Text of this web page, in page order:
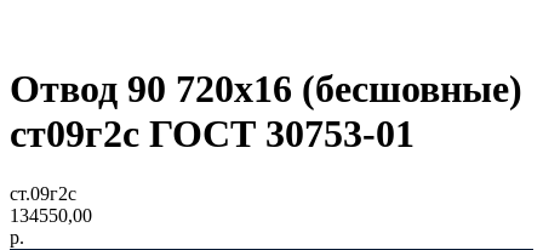
Отвод 90 720х16 (бесшовные)
ст09г2с ГОСТ 30753-01
ст.09г2с
134550,00
р.